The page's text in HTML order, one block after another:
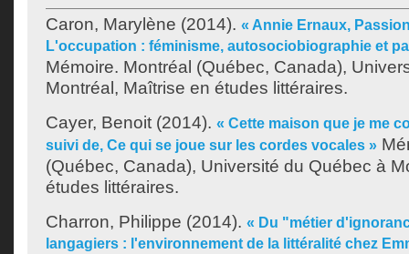
Caron, Marylène (2014). « Annie Ernaux,
L'occupation : féminisme, autosociobiographie et
Mémoire. Montréal (Québec, Canada),
Montréal, Maîtrise en études littéraires.
Cayer, Benoit (2014). « Cette maison que je me
suivi de, Ce qui se joue sur les cordes vocales »
(Québec, Canada), Université du Québec à
études littéraires.
Charron, Philippe (2014). « Du "métier
langagiers : l'environnement de la littéralité chez